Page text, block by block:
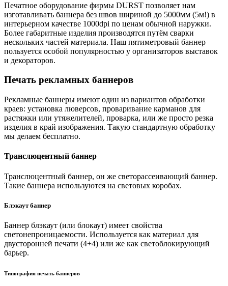
Печатное оборудование фирмы DURST позволяет нам
изготавливать баннера без швов шириной до 5000мм (5м!) в
интерьерном качестве 1000dpi по ценам обычной наружки.
Более габаритные изделия производятся путём сварки
нескольких частей материала. Наш пятиметровый баннер
пользуется особой популярностью у организаторов выставок
и декораторов.
Печать рекламных баннеров
Рекламные баннеры имеют один из вариантов обработки
краев: установка люверсов, проваривание карманов для
растяжки или утяжелителей, проварка, или же просто резка
изделия в край изображения. Такую стандартную обработку
мы делаем бесплатно.
Транслюцентный баннер
Транслюцентный баннер, он же светорассеивающий баннер.
Такие баннера используются на световых коробах.
Блэкаут баннер
Баннер блэкаут (или блокаут) имеет свойства
светонепроницаемости. Используется как материал для
двусторонней печати (4+4) или же как светоблокирующий
барьер.
Типография печать баннеров